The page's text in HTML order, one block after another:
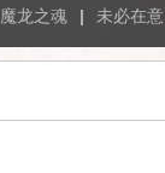
魔龙之魂 | 未必在意